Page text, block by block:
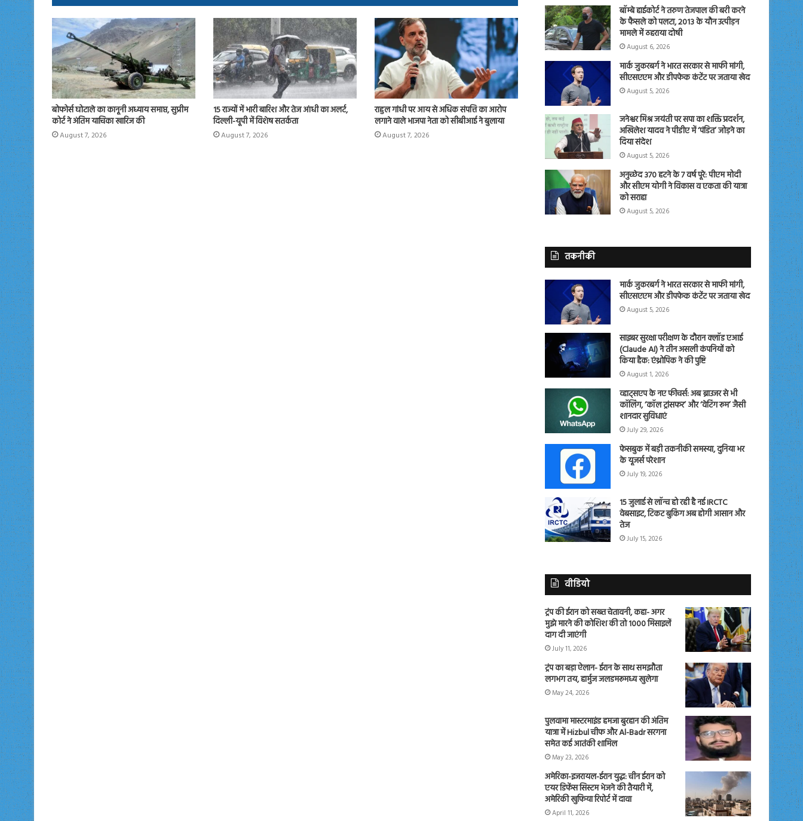
n
बोफोर्स घोटाले का कानूनी अध्याय समाप्त, सुप्रीम
कोर्ट ने अंतिम याचिका खारिज की
August 7, 2026
15 राज्यों में भारी बारिश और तेज आंधी का अलर्ट,
दिल्ली-यूपी में विशेष सतर्कता
August 7, 2026
राहुल गांधी पर आय से अधिक संपत्ति का आरोप
लगाने वाले भाजपा नेता को सीबीआई ने बुलाया
August 7, 2026
बॉम्बे हाईकोर्ट ने तरुण तेजपाल की बरी करने
के फैसले को पलटा, 2013 के यौन उत्पीड़न
मामले में ठहराया दोषी
August 6, 2026
मार्क जुकरबर्ग ने भारत सरकार से माफी मांगी,
सीएसएएम और डीपफेक कंटेंट पर जताया खेद
August 5, 2026
जनेश्वर मिश्र जयंती पर सपा का शक्ति प्रदर्शन,
अखिलेश यादव ने पीडीए में ‘पंडित’ जोड़ने का
दिया संदेश
August 5, 2026
अनुच्छेद 370 हटने के 7 वर्ष पूरे: पीएम मोदी
और सीएम योगी ने विकास व एकता की यात्रा
को सराहा
August 5, 2026
तकनीकी
मार्क जुकरबर्ग ने भारत सरकार से माफी मांगी,
सीएसएएम और डीपफेक कंटेंट पर जताया खेद
August 5, 2026
साइबर सुरक्षा परीक्षण के दौरान क्लॉड एआई
(Claude AI) ने तीन असली कंपनियों को
किया हैक: एंथ्रोपिक ने की पुष्टि
August 1, 2026
व्हाट्सएप के नए फीचर्स: अब ब्राउजर से भी
कॉलिंग, ‘कॉल ट्रांसफर’ और ‘वेटिंग रूम’ जैसी
शानदार सुविधाएं
July 29, 2026
फेसबुक में बड़ी तकनीकी समस्या, दुनिया भर
के यूजर्स परेशान
July 19, 2026
15 जुलाई से लॉन्च हो रही है नई IRCTC
वेबसाइट, टिकट बुकिंग अब होगी आसान और
तेज
July 15, 2026
वीडियो
ट्रंप की ईरान को सख्त चेतावनी, कहा- अगर
मुझे मारने की कोशिश की तो 1000 मिसाइलें
दाग दी जाएंगी
July 11, 2026
ट्रंप का बड़ा ऐलान- ईरान के साथ समझौता
लगभग तय, हार्मुज जलडमरूमध्य खुलेगा
May 24, 2026
पुलवामा मास्टरमाइंड हमजा बुरहान की अंतिम
यात्रा में Hizbul चीफ और Al-Badr सरगना
समेत कई आतंकी शामिल
May 23, 2026
अमेरिका-इजरायल-ईरान युद्ध: चीन ईरान को
एयर डिफेंस सिस्टम भेजने की तैयारी में,
अमेरिकी खुफिया रिपोर्ट में दावा
April 11, 2026